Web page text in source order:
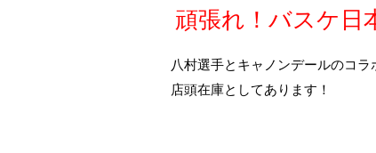
頑張れ！バスケ日
八村選手とキャノンデールのコ
店頭在庫としてあります！